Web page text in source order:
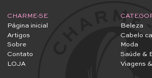
CHARME-SE
Página inicial
Artigos
Sobre
Contato
LOJA
Beleza
Cabelo
Moda
Saúde &
Viagens